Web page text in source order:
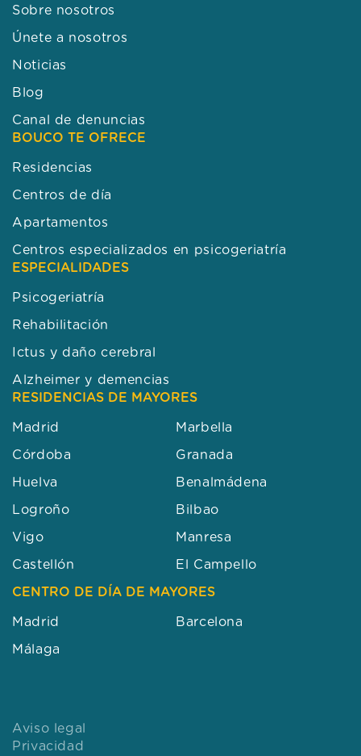
Sobre nosotros
Únete a nosotros
Noticias
Blog
Canal de denuncias
BOUCO TE OFRECE
Residencias
Centros de día
Apartamentos
Centros especializados en psicogeriatría
ESPECIALIDADES
Psicogeriatría
Rehabilitación
Ictus y daño cerebral
Alzheimer y demencias
RESIDENCIAS DE MAYORES
Madrid Marbella
Córdoba Granada
Huelva Benalmádena
Logroño Bilbao
Vigo Manresa
Castellón El Campello
CENTRO DE DÍA DE MAYORES
Madrid Barcelona
Málaga
Aviso legal
Privacidad